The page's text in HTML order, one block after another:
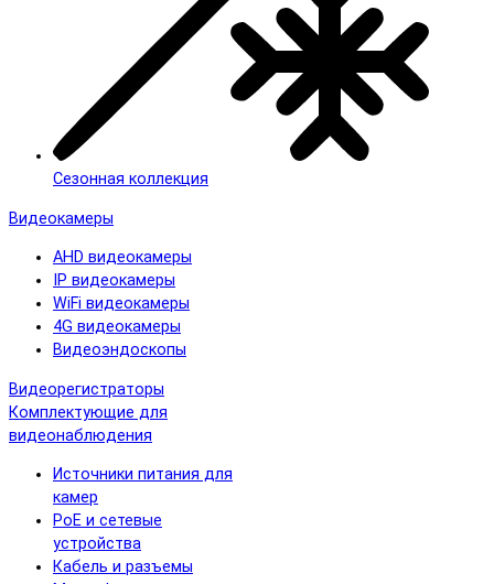
Сезонная коллекция
Видеокамеры
AHD видеокамеры
IP видеокамеры
WiFi видеокамеры
4G видеокамеры
Видеоэндоскопы
Видеорегистраторы
Комплектующие для
видеонаблюдения
Источники питания для
камер
PoE и сетевые
устройства
Кабель и разъемы